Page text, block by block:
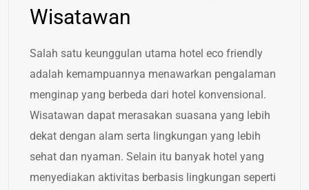
Wisatawan
Salah satu keunggulan utama hotel eco friendly
adalah kemampuannya menawarkan pengalaman
menginap yang berbeda dari hotel konvensional.
Wisatawan dapat merasakan suasana yang lebih
dekat dengan alam serta lingkungan yang lebih
sehat dan nyaman. Selain itu banyak hotel yang
menyediakan aktivitas berbasis lingkungan seperti